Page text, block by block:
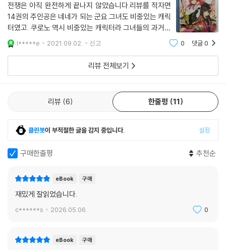
전쟁은 아직 완전하게 끝나지 않았습니다.리뷰를 적자면
14권의 주인공은 네네가 되는 군요.그녀도 비중있는 캐릭
터였고. 쿠로노 역시 비중있는 캐릭터라 그녀들의 과거를
살짝 양념삼아 넣어 그녀들이 과거나 현재나얼마나 강한
지 잘 표현 했다.네네가 주인공이니 만큼.사막의사신 나짐
괴의 승부는 최고의 클라이맥스를 찍었다왜
l*****e 2021.09.02. 신고 0 댓글0
리뷰 전체보기
리뷰 6 한줄평 11
클린봇이 부적절한 글을 감지 중입니다. 설정
구매한줄평 추천순
eBook 구매
재밌게 잘읽었습니다.
c******s 2026.05.06. 0
eBook 구매